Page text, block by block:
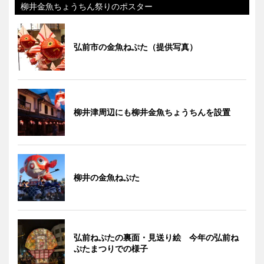
柳井金魚ちょうちん祭りのポスター
弘前市の金魚ねぷた（提供写真）
柳井津周辺にも柳井金魚ちょうちんを設置
柳井の金魚ねぷた
弘前ねぷたの裏面・見送り絵 今年の弘前ね
ぷたまつりでの様子